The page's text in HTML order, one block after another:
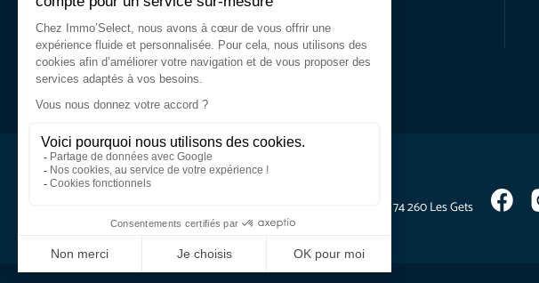
176, Route du Front de Neige - 74 260 Les Gets